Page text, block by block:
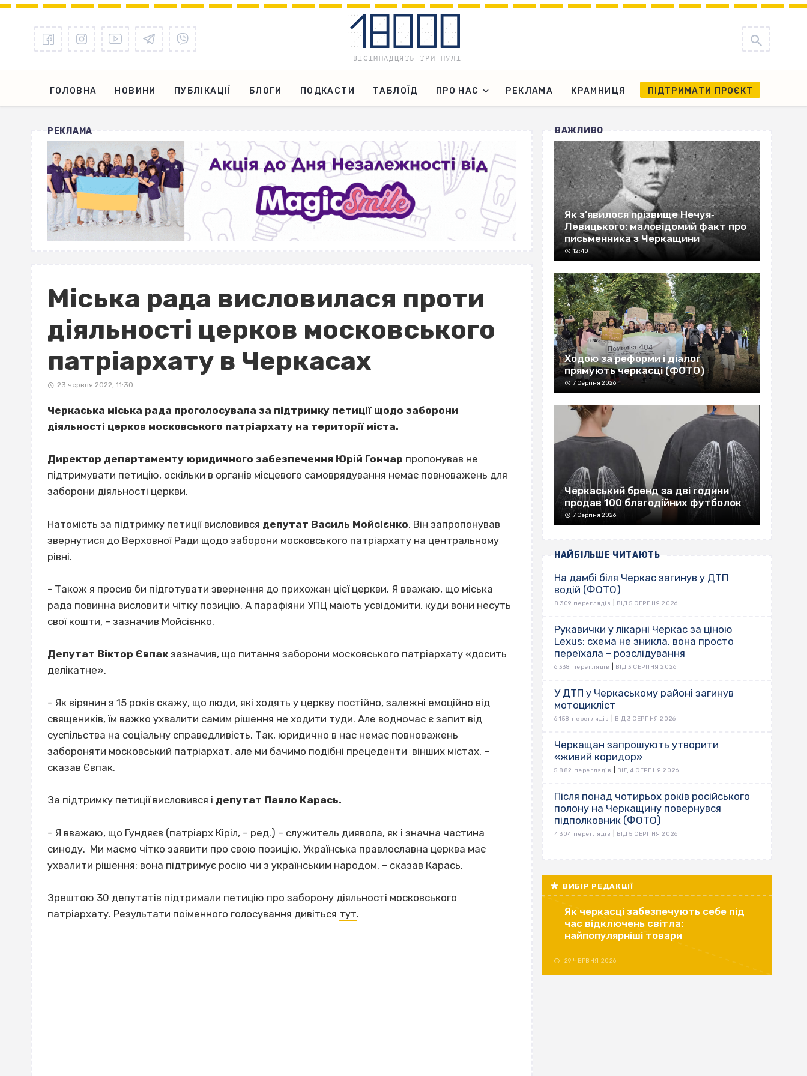
ГОЛОВНА НОВИНИ ПУБЛІКАЦІЇ БЛОГИ ПОДКАСТИ ТАБЛОЇД ПРО НАС РЕКЛАМА КРАМНИЦЯ ПІДТРИМАТИ ПРОЄКТ
РЕКЛАМА
Міська рада висловилася проти
діяльності церков московського
патріархату в Черкасах
23 червня 2022, 11:30
Черкаська міська рада проголосувала за підтримку петиції щодо заборони
діяльності церков московського патріархату на території міста.
Директор департаменту юридичного забезпечення Юрій Гончар пропонував не
підтримувати петицію, оскільки в органів місцевого самоврядування немає повноважень для
заборони діяльності церкви.
Натомість за підтримку петиції висловився депутат Василь Мойсієнко. Він запропонував
звернутися до Верховної Ради щодо заборони московського патріархату на центральному
рівні.
- Також я просив би підготувати звернення до прихожан цієї церкви. Я вважаю, що міська
рада повинна висловити чітку позицію. А парафіяни УПЦ мають усвідомити, куди вони несуть
свої кошти, – зазначив Мойсієнко.
Депутат Віктор Євпак зазначив, що питання заборони московського патріархату «досить
делікатне».
- Як вірянин з 15 років скажу, що люди, які ходять у церкву постійно, залежні емоційно від
священиків, їм важко ухвалити самим рішення не ходити туди. Але водночас є запит від
суспільства на соціальну справедливість. Так, юридично в нас немає повноважень
забороняти московський патріархат, але ми бачимо подібні прецеденти вінших містах, –
сказав Євпак.
За підтримку петиції висловився і депутат Павло Карась.
- Я вважаю, що Гундяєв (патріарх Кіріл, – ред.) – служитель диявола, як і значна частина
синоду. Ми маємо чітко заявити про свою позицію. Українська правлославна церква має
ухвалити рішення: вона підтримує росію чи з українським народом, – сказав Карась.
Зрештою 30 депутатів підтримали петицію про заборону діяльності московського
патріархату. Результати поіменного голосування дивіться тут.
ВАЖЛИВО
Як з’явилося прізвище Нечуя‐
Левицького: маловідомий факт про
письменника з Черкащини
12:40
Ходою за реформи і діалог
прямують черкасці (ФОТО)
7 Серпня 2026
Черкаський бренд за дві години
продав 100 благодійних футболок
7 Серпня 2026
НАЙБІЛЬШЕ ЧИТАЮТЬ
На дамбі біля Черкас загинув у ДТП
водій (ФОТО)
8 309 переглядів ВІД 5 СЕРПНЯ 2026
Рукавички у лікарні Черкас за ціною
Lexus: схема не зникла, вона просто
переїхала – розслідування
6 338 переглядів ВІД 3 СЕРПНЯ 2026
У ДТП у Черкаському районі загинув
мотоцикліст
6 158 переглядів ВІД 3 СЕРПНЯ 2026
Черкащан запрошують утворити
«живий коридор»
5 882 переглядів ВІД 4 СЕРПНЯ 2026
Після понад чотирьох років російського
полону на Черкащину повернувся
підполковник (ФОТО)
4 304 переглядів ВІД 5 СЕРПНЯ 2026
ВИБІР РЕДАКЦІЇ
Як черкасці забезпечують себе під
час відключень світла:
найпопулярніші товари
29 ЧЕРВНЯ 2026